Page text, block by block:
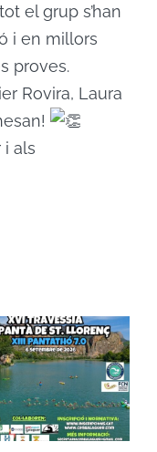
el grup s’han
i en millors
proves.
Rovira, Laura
i als